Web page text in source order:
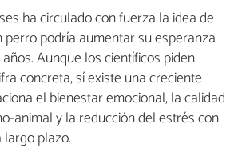
ha circulado con fuerza la idea de
podría aumentar su esperanza
Aunque los científicos piden
concreta, sí existe una creciente
el bienestar emocional, la calidad
animal y la reducción del estrés con
plazo.